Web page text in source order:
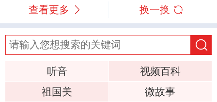
查看更多 换一换
听音
视频百科
祖国美
微故事